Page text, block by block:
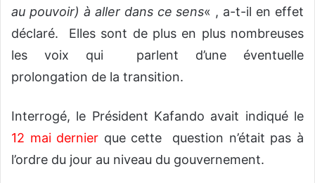
au pouvoir) à aller dans ce sens« , a-t-il en effet
déclaré. Elles sont de plus en plus nombreuses
les voix qui parlent d’une éventuelle
prolongation de la transition.
Interrogé, le Président Kafando avait indiqué le
12 mai dernier que cette question n’était pas à
l’ordre du jour au niveau du gouvernement.